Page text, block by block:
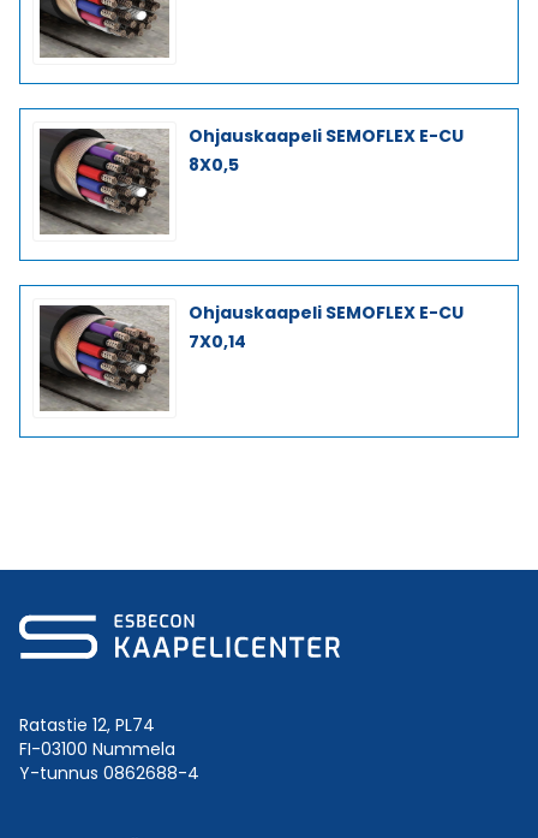
Ohjauskaapeli SEMOFLEX E-CU
8X0,5
Ohjauskaapeli SEMOFLEX E-CU
7X0,14
Ratastie 12, PL74
FI-03100 Nummela
Y-tunnus 0862688-4